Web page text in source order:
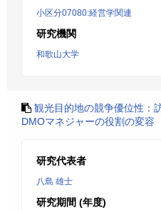
小区分07080:経営学関連
研究機関
和歌山大学
観光目的地の競争優位性：
DMOマネジャーの役割の変容
研究代表者
八島 雄士
研究期間 (年度)